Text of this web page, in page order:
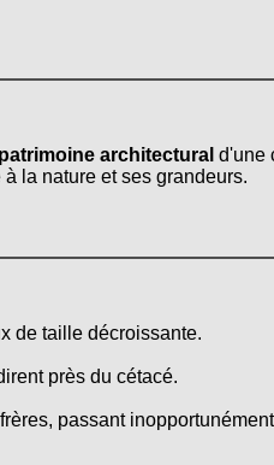
patrimoine architectural d'une
la nature et ses grandeurs.
de taille décroissante.
près du cétacé.
passant